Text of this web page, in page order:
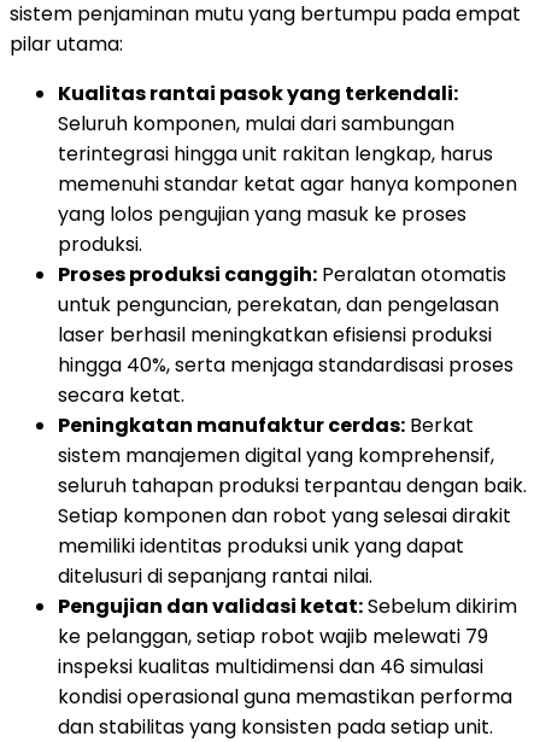
sistem penjaminan mutu yang bertumpu pada empat
pilar utama:
Kualitas rantai pasok yang terkendali:
Seluruh komponen, mulai dari sambungan
terintegrasi hingga unit rakitan lengkap, harus
memenuhi standar ketat agar hanya komponen
yang lolos pengujian yang masuk ke proses
produksi.
Proses produksi canggih: Peralatan otomatis
untuk penguncian, perekatan, dan pengelasan
laser berhasil meningkatkan efisiensi produksi
hingga 40%, serta menjaga standardisasi proses
secara ketat.
Peningkatan manufaktur cerdas: Berkat
sistem manajemen digital yang komprehensif,
seluruh tahapan produksi terpantau dengan baik.
Setiap komponen dan robot yang selesai dirakit
memiliki identitas produksi unik yang dapat
ditelusuri di sepanjang rantai nilai.
Pengujian dan validasi ketat:Sebelum dikirim
ke pelanggan, setiap robot wajib melewati 79
inspeksi kualitas multidimensi dan 46 simulasi
kondisi operasional guna memastikan performa
dan stabilitas yang konsisten pada setiap unit.